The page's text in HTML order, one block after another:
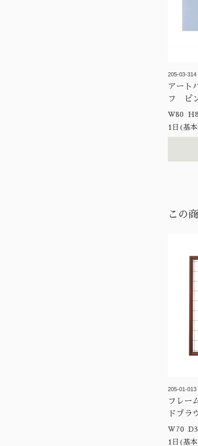
205-03-314
アート
フ ピ
W80
1日(基
この
205-01-013
フレー
ドブラ
1日(基